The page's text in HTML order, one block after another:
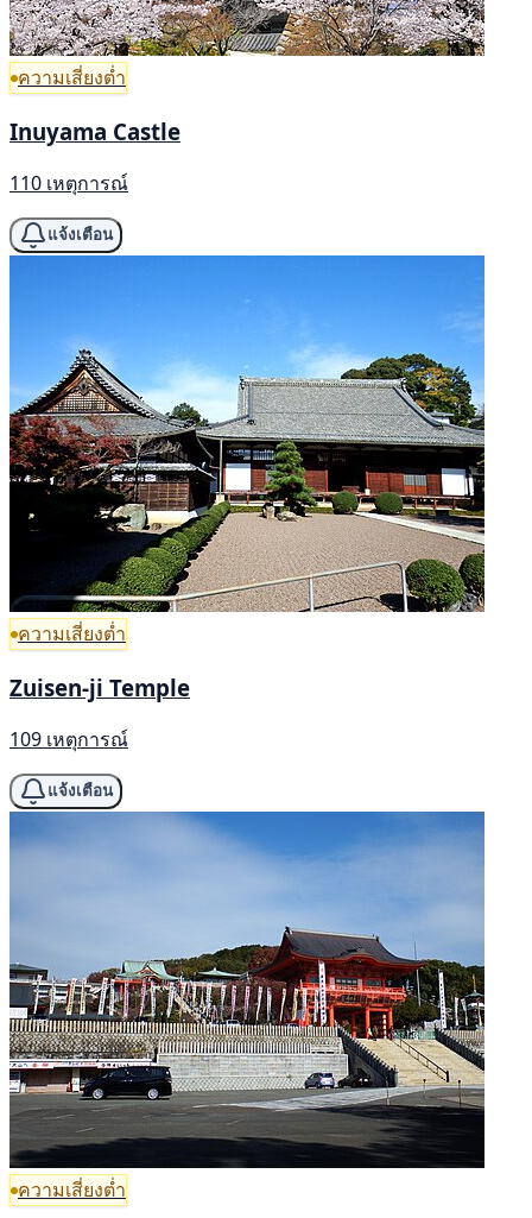
ความเสี่ยงต่ำ
Inuyama Castle
110 เหตุการณ์
แจ้งเตือน
ความเสี่ยงต่ำ
Zuisen-ji Temple
109 เหตุการณ์
แจ้งเตือน
ความเสี่ยงต่ำ